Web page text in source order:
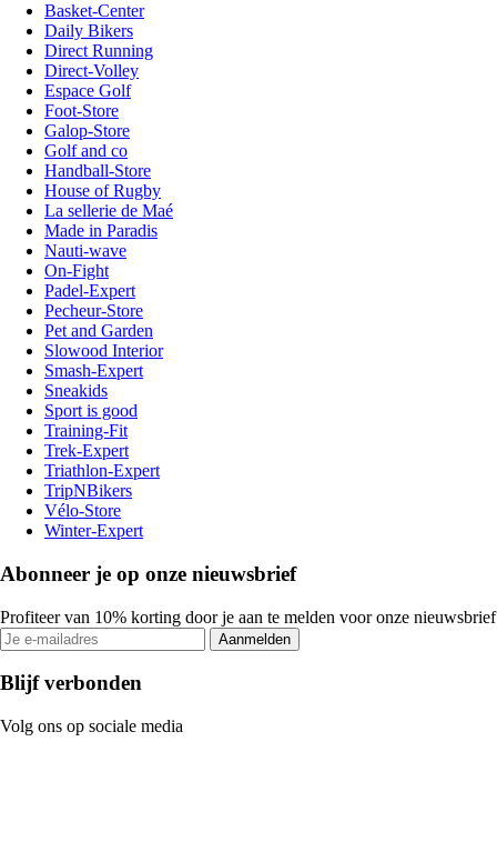
Basket-Center
Daily Bikers
Direct Running
Direct-Volley
Espace Golf
Foot-Store
Galop-Store
Golf and co
Handball-Store
House of Rugby
La sellerie de Maé
Made in Paradis
Nauti-wave
On-Fight
Padel-Expert
Pecheur-Store
Pet and Garden
Slowood Interior
Smash-Expert
Sneakids
Sport is good
Training-Fit
Trek-Expert
Triathlon-Expert
TripNBikers
Vélo-Store
Winter-Expert
Abonneer je op onze nieuwsbrief
Profiteer van 10% korting door je aan te melden voor onze nieuwsbrief
Aanmelden
Blijf verbonden
Volg ons op sociale media